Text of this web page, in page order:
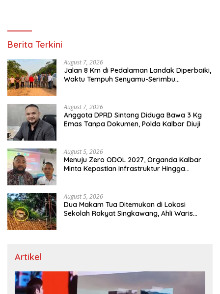
Berita Terkini
August 7, 2026
Jalan 8 Km di Pedalaman Landak Diperbaiki,
Waktu Tempuh Senyamu-Serimbu
August 7, 2026
Anggota DPRD Sintang Diduga Bawa 3 Kg
Emas Tanpa Dokumen, Polda Kalbar Diuji
August 5, 2026
Menuju Zero ODOL 2027, Organda Kalbar
Minta Kepastian Infrastruktur Hingga
August 5, 2026
Dua Makam Tua Ditemukan di Lokasi
Sekolah Rakyat Singkawang, Ahli Waris
Artikel